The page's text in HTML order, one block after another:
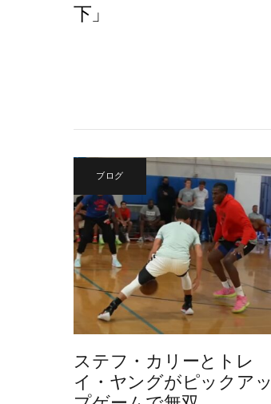
下」
ブログ
ステフ・カリーとトレ
イ・ヤングがピックアッ